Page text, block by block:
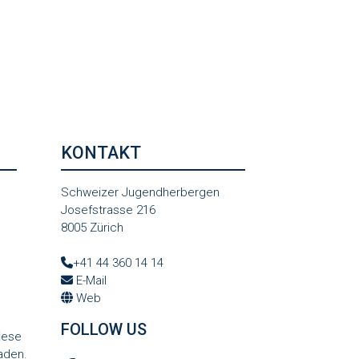
KONTAKT
Schweizer Jugendherbergen
Josefstrasse 216
8005 Zürich
+41 44 360 14 14
E-Mail
Web
FOLLOW US